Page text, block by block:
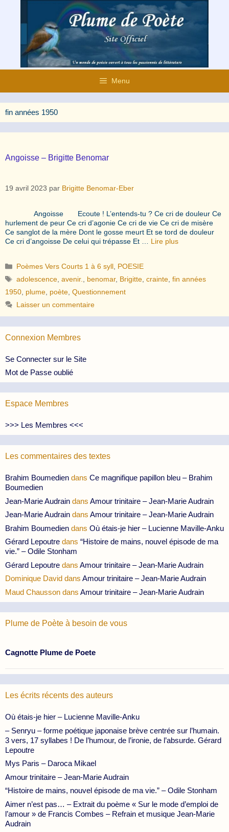
contenu
Menu
fin années 1950
Angoisse – Brigitte Benomar
19 avril 2023 par Brigitte Benomar-Eber
Angoisse Ecoute ! L’entends-tu ? Ce cri de douleur Ce
hurlement de peur Ce cri d’agonie Ce cri de vie Ce cri de misère
Ce sanglot de la mère Dont le gosse meurt Et se tord de douleur
Ce cri d’angoisse De celui qui trépasse Et … Lire plus
Catégories
Poèmes Vers Courts 1 à 6 syll POESIE
Étiquettes
adolescence ,avenir. benomar, Brigitte ,crainte ,fin années
1950 plume poète Questionnement
Laisser un commentaire
Connexion Membres
Se Connecter sur le Site
Mot de Passe oublié
Espace Membres
>>> Les Membres <<<
Les commentaires des textes
Brahim Boumedien dans Ce magnifique papillon bleu – Brahim
Boumedien
Jean-Marie Audrain dans Amour trinitaire – Jean-Marie Audrain
Jean-Marie Audrain dans Amour trinitaire – Jean-Marie Audrain
Brahim Boumedien dans Où étais-je hier – Lucienne Maville-Anku
Gérard Lepoutre dans “Histoire de mains, nouvel épisode de ma
vie.” – Odile Stonham
Gérard Lepoutre dans Amour trinitaire – Jean-Marie Audrain
Dominique David dans Amour trinitaire – Jean-Marie Audrain
Maud Chausson dans Amour trinitaire – Jean-Marie Audrain
Plume de Poète à besoin de vous
Cagnotte Plume de Poete
Les écrits récents des auteurs
Où étais-je hier – Lucienne Maville-Anku
– Senryu – forme poétique japonaise brève centrée sur l’humain.
3 vers, 17 syllabes ! De l’humour, de l’ironie, de l’absurde. Gérard
Lepoutre
Mys Paris – Daroca Mikael
Amour trinitaire – Jean-Marie Audrain
“Histoire de mains, nouvel épisode de ma vie.” – Odile Stonham
Aimer n’est pas… – Extrait du poème « Sur le mode d’emploi de
l’amour » de Francis Combes – Refrain et musique Jean-Marie
Audrain